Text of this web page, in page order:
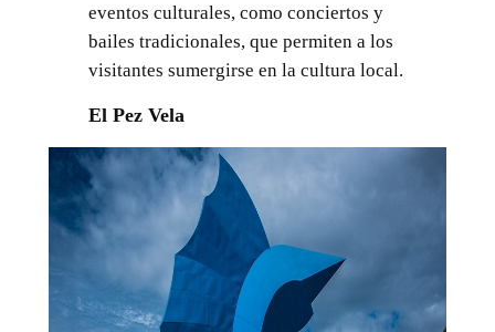
eventos culturales, como conciertos y
bailes tradicionales, que permiten a los
visitantes sumergirse en la cultura local.
El Pez Vela